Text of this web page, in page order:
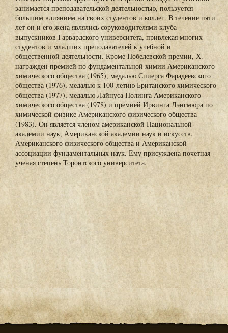
занимается преподавательской деятельностью, пользуется
большим влиянием на своих студентов и коллег. В течение пяти
лет он и его жена являлись соруководителями клуба
выпускников Гарвардского университета, привлекая многих
студентов и младших преподавателей к учебной и
общественной деятельности. Кроме Нобелевской премии, Х.
награжден премией по фундаментальной химии Американского
химического общества (1965), медалью Спиерса Фарадеевского
общества (1976), медалью к 100-летию Британского химического
общества (1977), медалью Лайнуса Полинга Американского
химического общества (1978) и премией Ирвинга Лэнгмюра по
химической физике Американского физического общества
(1983). Он является членом американской Национальной
академии наук, Американской академии наук и искусств,
Американского физического общества и Американской
ассоциации фундаментальных наук. Ему присуждена почетная
ученая степень Торонтского университета.